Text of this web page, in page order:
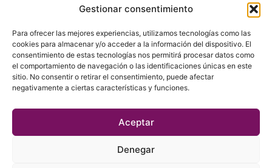
Gestionar consentimiento
Para ofrecer las mejores experiencias, utilizamos tecnologías como las
cookies para almacenar y/o acceder a la información del dispositivo. El
consentimiento de estas tecnologías nos permitirá procesar datos como
el comportamiento de navegación o las identificaciones únicas en este
sitio. No consentir o retirar el consentimiento, puede afectar
negativamente a ciertas características y funciones.
Aceptar
Denegar
Aviso Legal
Política de privacidad
Política de Cookies
Contacto